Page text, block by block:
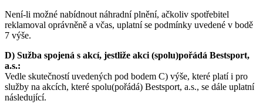
Není-li možné nabídnout náhradní plnění, ačkoliv spotřebitel
reklamoval oprávněně a včas, uplatní se podmínky uvedené v bodě
7 výše.
D) Sužba spojená s akcí, jestliže akci (spolu)pořádá Bestsport,
a.s.:
Vedle skutečností uvedených pod bodem C) výše, které platí i pro
služby na akcích, které spolu(pořádá) Bestsport, a.s., se dále uplatní
následující.